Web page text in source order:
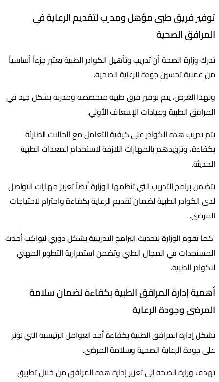
توفير فريق طبي مؤهل ومدرب لتقديم الرعاية في
المرافق الصحية
تدرك وزارة الصحة أن تدريب وتأهيل الكوادر الطبية يعتبر جزءاً أساسياً
من عملية تحسين جودة الرعاية الصحية.
ولهذا الغرض، يتم توفير فرق طبية متخصصة ومدربة بشكل جيد في
المرافق الطبية وعيادات الإسعاف الأولي.
يتم تدريب هذه الكوادر على كيفية التعامل مع الحالات الطارئة
بكفاءة، وتزويدهم بالمهارات اللازمة لاستخدام المعدات الطبية
الحديثة.
تتضمن برامج التدريب التي تنظمها الوزارة أيضاً تعزيز مهارات التواصل
لدى الكوادر الطبية لضمان تقديم الرعاية بكفاءة واحترام لاحتياجات
المرضى.
كما تقوم الوزارة بتحديث البرامج التدريبية بشكل دوري لتواكب أحدث
المستجدات في المجال الطبي وتضمن استمرارية التطوير المهني
للكوادر الطبية.
أهمية إدارة المرافق الطبية بكفاءة لضمان سلامة
المرضى وجودة الرعاية
تشكل إدارة المرافق الطبية بكفاءة أحد العوامل الرئيسية التي تؤثر
على جودة الرعاية الصحية وسلامة المرضى.
تهدف وزارة الصحة إلى تعزيز إدارة هذه المرافق من خلال تطبيق